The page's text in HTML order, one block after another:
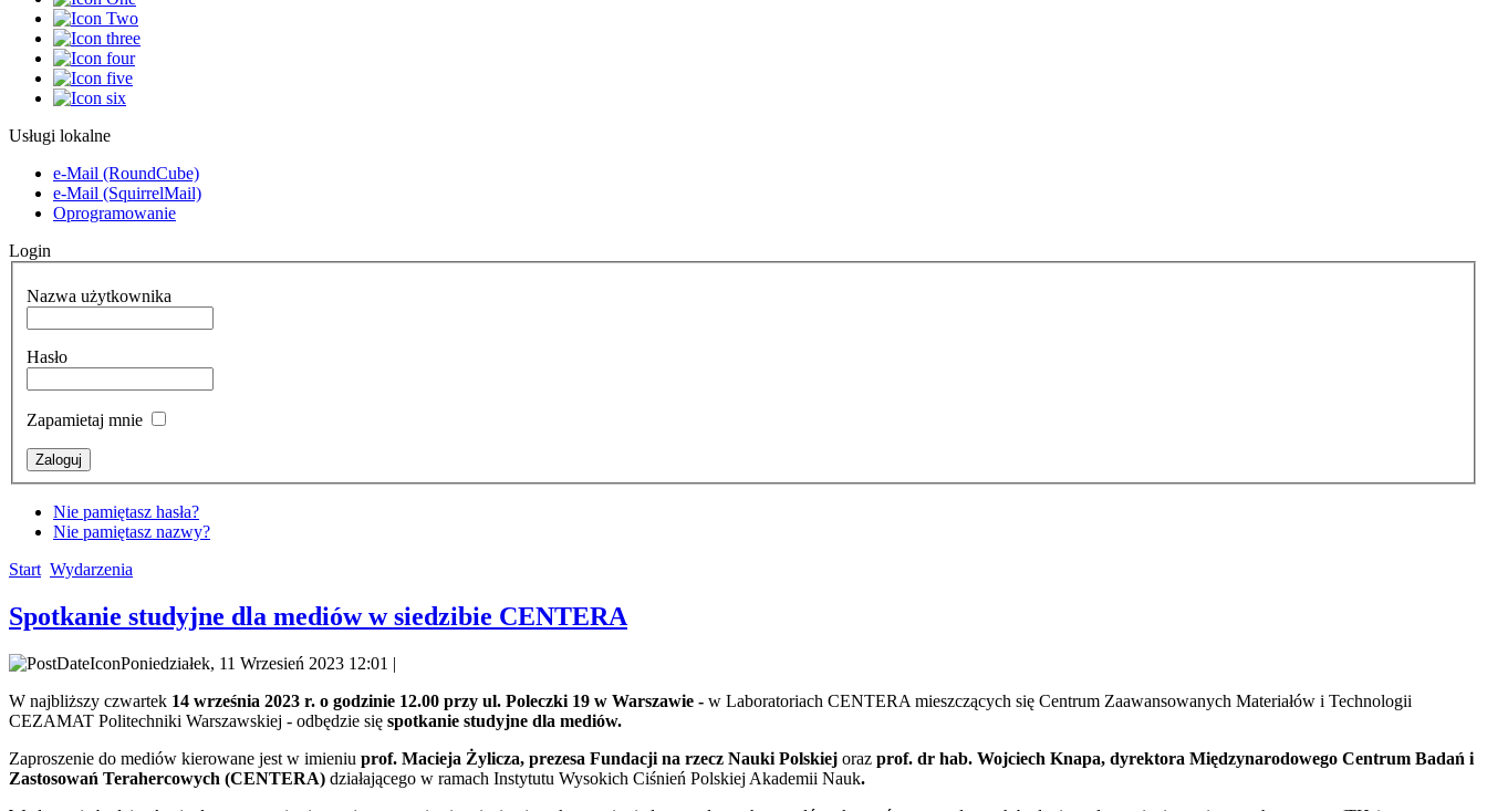
Usługi lokalne
e-Mail (RoundCube)
e-Mail (SquirrelMail)
Oprogramowanie
Login
Nazwa użytkownika
Hasło
Zapamietaj mnie
Nie pamiętasz hasła?
Nie pamiętasz nazwy?
Start Wydarzenia
Spotkanie studyjne dla mediów w siedzibie CENTERA
Poniedziałek, 11 Wrzesień 2023 12:01 |
W najbliższy czwartek 14 września 2023 r. o godzinie 12.00 przy ul. Poleczki 19 w Warszawie - w Laboratoriach CENTERA mieszczących się Centrum Zaawansowanych Materiałów i Technologii
CEZAMAT Politechniki Warszawskiej - odbędzie się spotkanie studyjne dla mediów.
Zaproszenie do mediów kierowane jest w imieniu prof. Macieja Żylicza, prezesa Fundacji na rzecz Nauki Polskiej oraz prof. dr hab. Wojciech Knapa, dyrektora Międzynarodowego Centrum Badań i
Zastosowań Terahercowych (CENTERA) działającego w ramach Instytutu Wysokich Ciśnień Polskiej Akademii Nauk.